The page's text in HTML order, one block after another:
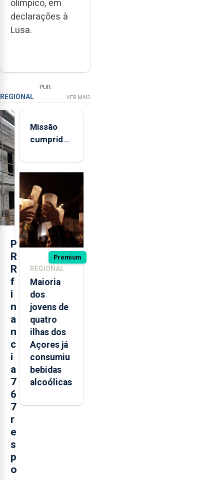
olímpico, em
declarações à
Lusa.
PUB
REGIONAL VER MAIS
P
R
R
f
i
n
a
n
c
i
a
7
6
7
r
e
s
p
o
Missão
cumprida:
açorianos
após
missão na
Roménia
Premium
REGIONAL
Maioria
dos
jovens de
quatro
ilhas dos
Açores já
consumiu
bebidas
alcoólicas